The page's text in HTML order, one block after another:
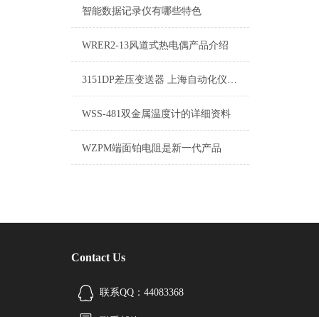
智能数据记录仪有哪些特色
WRER2-13风道式热电偶产品介绍
3151DP差压变送器 上海自动化仪表四厂
WSS-481双金属温度计的详细资料
WZPM端面铂电阻是新一代产品
Contact Us
联系QQ：44083368